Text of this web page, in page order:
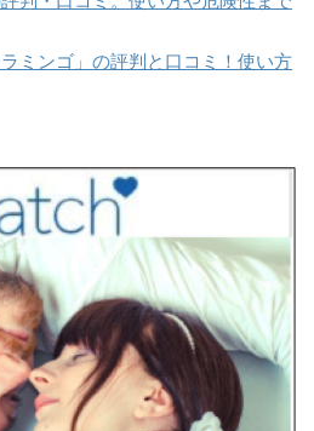
ミンゴ」の評判と口コミ！使い方